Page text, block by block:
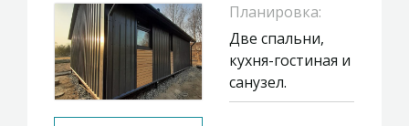
Планировка:
Две спальни,
кухня-гостиная и
санузел.